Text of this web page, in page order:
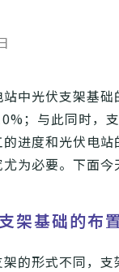
站中光伏支架基
；与此同时，
的进度和光伏电
为必要。下面今
架基础的布
的形式不同，支